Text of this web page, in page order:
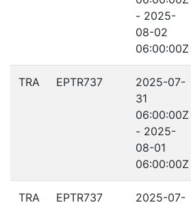
- 2025-
08-02
06:00:00Z
TRA EPTR737
2025-07-
31
06:00:00Z
- 2025-
08-01
06:00:00Z
TRA EPTR737
2025-07-